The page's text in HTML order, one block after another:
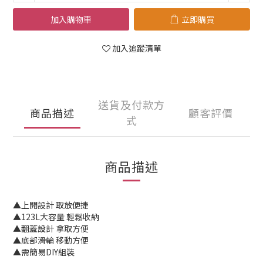
加入購物車 立即購買
加入追蹤清單
商品描述
送貨及付款方
式
顧客評價
商品描述
▲上開設計 取放便捷
▲123L大容量 輕鬆收納
▲翻蓋設計 拿取方便
▲底部滑輪 移動方便
▲需簡易DIY組裝